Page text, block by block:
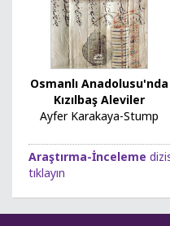
Osmanlı Anadolusu'nda
Kızılbaş Aleviler
Ayfer Karakaya-Stump
Araştırma-İnceleme
tıklayın